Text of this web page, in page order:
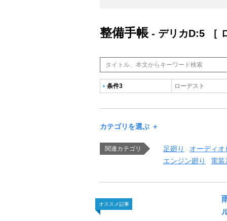
整備手帳 - デリカD:5 ［
条件3 ローデスト
カテゴリを選ぶ ＋
関連カテゴリ 足廻り
オーディ
エンジン廻り
電装
オススメ記事